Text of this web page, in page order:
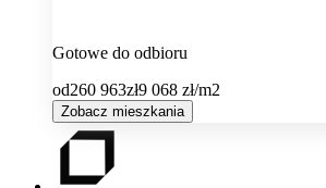
Gotowe do odbioru
od260 963zł9 068 zł/m2
Zobacz mieszkania